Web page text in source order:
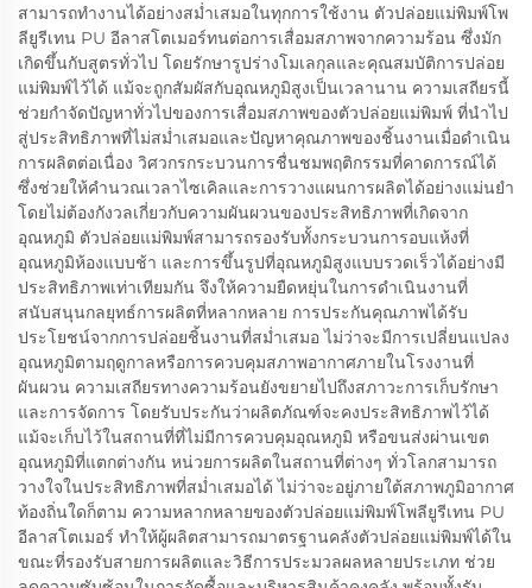
สามารถทำงานได้อย่างสม่ำเสมอในทุกการใช้งาน ตัวปล่อยแม่พิมพ์โพ
ลียูรีเทน PU อีลาสโตเมอร์ทนต่อการเสื่อมสภาพจากความร้อน ซึ่งมัก
เกิดขึ้นกับสูตรทั่วไป โดยรักษารูปร่างโมเลกุลและคุณสมบัติการปล่อย
แม่พิมพ์ไว้ได้ แม้จะถูกสัมผัสกับอุณหภูมิสูงเป็นเวลานาน ความเสถียรนี้
ช่วยกำจัดปัญหาทั่วไปของการเสื่อมสภาพของตัวปล่อยแม่พิมพ์ ที่นำไป
สู่ประสิทธิภาพที่ไม่สม่ำเสมอและปัญหาคุณภาพของชิ้นงานเมื่อดำเนิน
การผลิตต่อเนื่อง วิศวกรกระบวนการชื่นชมพฤติกรรมที่คาดการณ์ได้
ซึ่งช่วยให้คำนวณเวลาไซเคิลและการวางแผนการผลิตได้อย่างแม่นยำ
โดยไม่ต้องกังวลเกี่ยวกับความผันผวนของประสิทธิภาพที่เกิดจาก
อุณหภูมิ ตัวปล่อยแม่พิมพ์สามารถรองรับทั้งกระบวนการอบแห้งที่
อุณหภูมิห้องแบบช้า และการขึ้นรูปที่อุณหภูมิสูงแบบรวดเร็วได้อย่างมี
ประสิทธิภาพเท่าเทียมกัน จึงให้ความยืดหยุ่นในการดำเนินงานที่
สนับสนุนกลยุทธ์การผลิตที่หลากหลาย การประกันคุณภาพได้รับ
ประโยชน์จากการปล่อยชิ้นงานที่สม่ำเสมอ ไม่ว่าจะมีการเปลี่ยนแปลง
อุณหภูมิตามฤดูกาลหรือการควบคุมสภาพอากาศภายในโรงงานที่
ผันผวน ความเสถียรทางความร้อนยังขยายไปถึงสภาวะการเก็บรักษา
และการจัดการ โดยรับประกันว่าผลิตภัณฑ์จะคงประสิทธิภาพไว้ได้
แม้จะเก็บไว้ในสถานที่ที่ไม่มีการควบคุมอุณหภูมิ หรือขนส่งผ่านเขต
อุณหภูมิที่แตกต่างกัน หน่วยการผลิตในสถานที่ต่างๆ ทั่วโลกสามารถ
วางใจในประสิทธิภาพที่สม่ำเสมอได้ ไม่ว่าจะอยู่ภายใต้สภาพภูมิอากาศ
ท้องถิ่นใดก็ตาม ความหลากหลายของตัวปล่อยแม่พิมพ์โพลียูรีเทน PU
อีลาสโตเมอร์ ทำให้ผู้ผลิตสามารถมาตรฐานคลังตัวปล่อยแม่พิมพ์ได้ใน
ขณะที่รองรับสายการผลิตและวิธีการประมวลผลหลายประเภท ช่วย